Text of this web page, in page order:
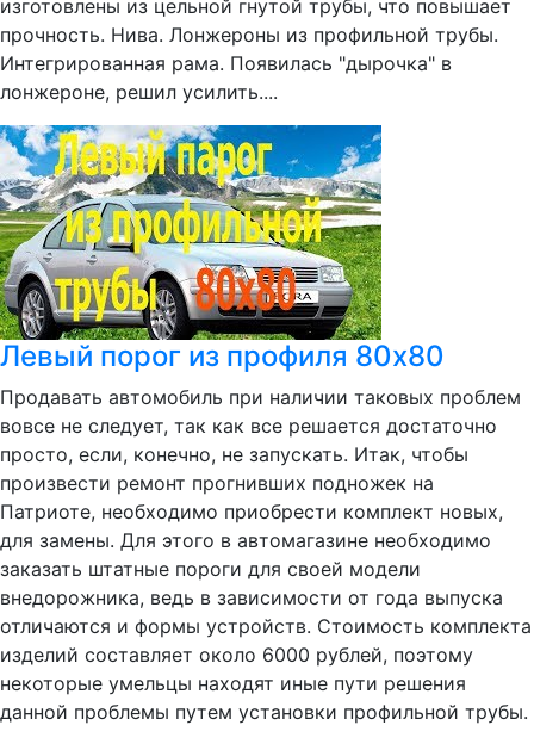
изготовлены из цельной гнутой трубы, что повышает
прочность. Нива. Лонжероны из профильной трубы.
Интегрированная рама. Появилась "дырочка" в
лонжероне, решил усилить....
Левый порог из профиля 80х80
Продавать автомобиль при наличии таковых проблем
вовсе не следует, так как все решается достаточно
просто, если, конечно, не запускать. Итак, чтобы
произвести ремонт прогнивших подножек на
Патриоте, необходимо приобрести комплект новых,
для замены. Для этого в автомагазине необходимо
заказать штатные пороги для своей модели
внедорожника, ведь в зависимости от года выпуска
отличаются и формы устройств. Стоимость комплекта
изделий составляет около 6000 рублей, поэтому
некоторые умельцы находят иные пути решения
данной проблемы путем установки профильной трубы.